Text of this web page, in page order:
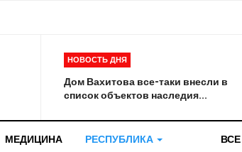
НОВОСТЬ ДНЯ
Дом Вахитова все-таки внесли в
список объектов наследия...
МЕДИЦИНА РЕСПУБЛИКА